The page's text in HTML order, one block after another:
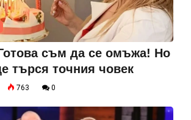
съм да се омъжа! Но
търся точния човек
763 0